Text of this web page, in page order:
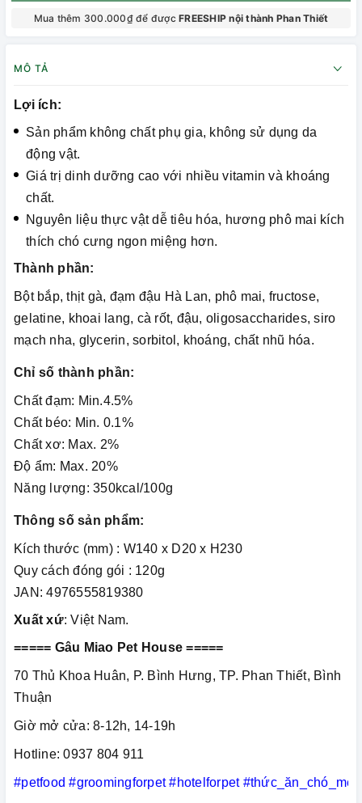
Mua thêm 300.000₫ để đượcFREESHIP nội thành Phan Thiết
MÔ TẢ
Lợi ích:
Sản phẩm không chất phụ gia, không sử dụng da
động vật.
Giá trị dinh dưỡng cao với nhiều vitamin và khoáng
chất.
Nguyên liệu thực vật dễ tiêu hóa, hương phô mai kích
thích chó cưng ngon miệng hơn.
Thành phần:
Bột bắp, thịt gà, đạm đậu Hà Lan, phô mai, fructose,
gelatine, khoai lang, cà rốt, đậu, oligosaccharides, siro
mạch nha, glycerin, sorbitol, khoáng, chất nhũ hóa.
Chỉ số thành phần:
Chất đạm: Min.4.5%
Chất béo: Min. 0.1%
Chất xơ: Max. 2%
Độ ẩm: Max. 20%
Năng lượng: 350kcal/100g
Thông số sản phẩm:
Kích thước (mm) : W140 x D20 x H230
Quy cách đóng gói : 120g
JAN: 4976555819380
Xuất xứ: Việt Nam.
===== Gâu Miao Pet House =====
70 Thủ Khoa Huân, P. Bình Hưng, TP. Phan Thiết, Bình
Thuận
Giờ mở cửa: 8-12h, 14-19h
Hotline: 0937 804 911
#petfood #groomingforpet #hotelforpet #thức_ăn_chó_mèo